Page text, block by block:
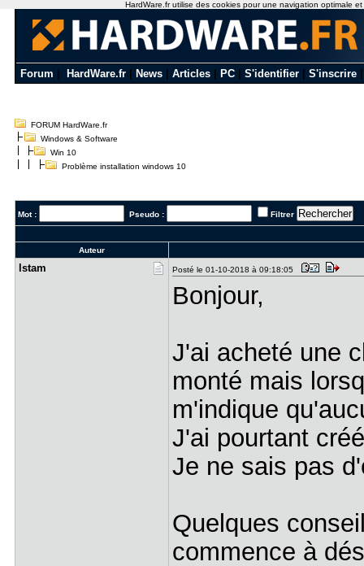
Forum HardWare.fr News Articles PC S'identifier S'inscrire
FORUM HardWare.fr
Windows & Software
Win 10
Problème installation windows 10
Mot : Pseudo : Filtrer
Auteur
lstam Posté le 01-10-2018 à 09:18:05
Bonjour,
J'ai acheté une
monté mais
m'indique
J'ai pourtant
Je ne sais pas
Quelques
commence à
HardWare.fr utilise des cookies pour une navigation optimale